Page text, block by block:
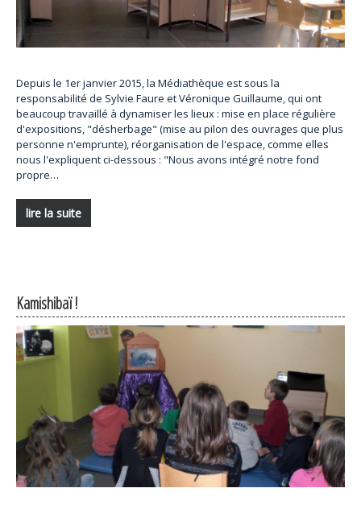
Depuis le 1er janvier 2015, la Médiathèque est sous la
responsabilité de Sylvie Faure et Véronique Guillaume, qui ont
beaucoup travaillé à dynamiser les lieux : mise en place régulière
d'expositions, "désherbage" (mise au pilon des ouvrages que plus
personne n'emprunte), réorganisation de l'espace, comme elles
nous l'expliquent ci-dessous : "Nous avons intégré notre fond
propre…
lire la suite
Kamishibaï !